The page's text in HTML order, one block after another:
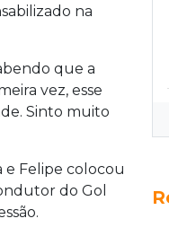
na
que a
vez, esse
Sinto muito
e Felipe colocou
do Gol